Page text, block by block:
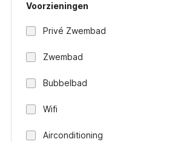
Voorzieningen
Privé Zwembad
Zwembad
Bubbelbad
Wifi
Airconditioning